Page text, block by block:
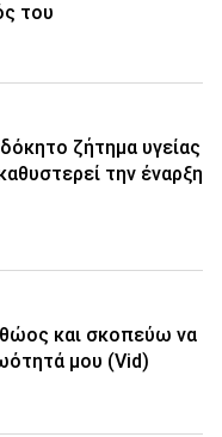
του
ζήτημα υγείας
την έναρξη
και σκοπεύω να
μου (Vid)